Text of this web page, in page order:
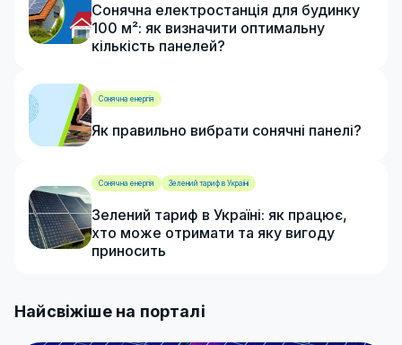
Сонячна електростанція для будинку
100 м²: як визначити оптимальну
кількість панелей?
Сонячна енергія
Як правильно вибрати сонячні панелі?
Сонячна енергія Зелений тариф в Україні
Зелений тариф в Україні: як працює,
хто може отримати та яку вигоду
приносить
Найсвіжіше на порталі